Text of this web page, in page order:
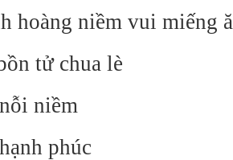
hoàng niềm vui miếng
tử chua lè
niềm
phúc